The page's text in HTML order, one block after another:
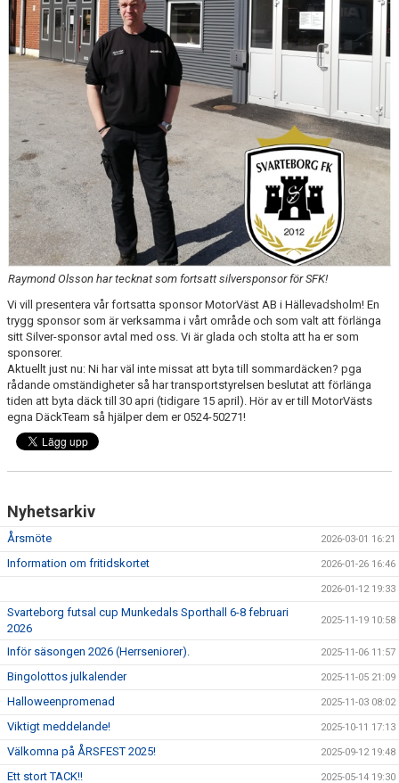
SPONSORHUSET
GRÄSROTEN
Raymond Olsson har tecknat som fortsatt silversponsor för SFK!
Vi vill presentera vår fortsatta sponsor MotorVäst AB i Hällevadsholm! En
trygg sponsor som är verksamma i vårt område och som valt att förlänga
sitt Silver-sponsor avtal med oss. Vi är glada och stolta att ha er som
sponsorer.
Aktuellt just nu: Ni har väl inte missat att byta till sommardäcken? pga
rådande omständigheter så har transportstyrelsen beslutat att förlänga
tiden att byta däck till 30 apri (tidigare 15 april). Hör av er till MotorVästs
egna DäckTeam så hjälper dem er 0524-50271!
Nyhetsarkiv
Årsmöte 2026-03-01 16:21
Information om fritidskortet 2026-01-26 16:46
2026-01-12 19:33
Svarteborg futsal cup Munkedals Sporthall 6-8 februari
2026
2025-11-19 10:58
Inför säsongen 2026 (Herrseniorer). 2025-11-06 11:57
Bingolottos julkalender 2025-11-05 21:09
Halloweenpromenad 2025-11-03 08:02
Viktigt meddelande! 2025-10-11 17:13
Välkomna på ÅRSFEST 2025! 2025-09-12 19:48
Ett stort TACK!! 2025-05-14 19:30